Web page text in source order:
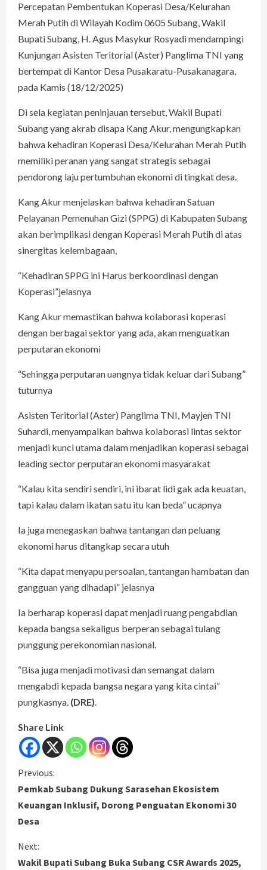
Percepatan Pembentukan Koperasi Desa/Kelurahan
Merah Putih di Wilayah Kodim 0605 Subang, Wakil
Bupati Subang, H. Agus Masykur Rosyadi mendampingi
Kunjungan Asisten Teritorial (Aster) Panglima TNI yang
bertempat di Kantor Desa Pusakaratu-Pusakanagara,
pada Kamis (18/12/2025)
Di sela kegiatan peninjauan tersebut, Wakil Bupati
Subang yang akrab disapa Kang Akur, mengungkapkan
bahwa kehadiran Koperasi Desa/Kelurahan Merah Putih
memiliki peranan yang sangat strategis sebagai
pendorong laju pertumbuhan ekonomi di tingkat desa.
Kang Akur menjelaskan bahwa kehadiran Satuan
Pelayanan Pemenuhan Gizi (SPPG) di Kabupaten Subang
akan berimplikasi dengan Koperasi Merah Putih di atas
sinergitas kelembagaan,
“Kehadiran SPPG ini Harus berkoordinasi dengan
Koperasi”jelasnya
Kang Akur memastikan bahwa kolaborasi koperasi
dengan berbagai sektor yang ada, akan menguatkan
perputaran ekonomi
“Sehingga perputaran uangnya tidak keluar dari Subang”
tuturnya
Asisten Teritorial (Aster) Panglima TNI, Mayjen TNI
Suhardi, menyampaikan bahwa kolaborasi lintas sektor
menjadi kunci utama dalam menjadikan koperasi sebagai
leading sector perputaran ekonomi masyarakat
“Kalau kita sendiri sendiri, ini ibarat lidi gak ada keuatan,
tapi kalau dalam ikatan satu itu kan beda” ucapnya
Ia juga menegaskan bahwa tantangan dan peluang
ekonomi harus ditangkap secara utuh
“Kita dapat menyapu persoalan, tantangan hambatan dan
gangguan yang dihadapi” jelasnya
Ia berharap koperasi dapat menjadi ruang pengabdian
kepada bangsa sekaligus berperan sebagai tulang
punggung perekonomian nasional.
“Bisa juga menjadi motivasi dan semangat dalam
mengabdi kepada bangsa negara yang kita cintai”
pungkasnya. (DRE).
Share Link
C
o
n
t
Previous:
Pemkab Subang Dukung Sarasehan Ekosistem
Keuangan Inklusif, Dorong Penguatan Ekonomi 30
Desa
Next:
Wakil Bupati Subang Buka Subang CSR Awards 2025,